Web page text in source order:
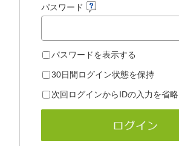
パスワード
パスワードを表示する
30日間ログイン状態を保持
次回ログインからIDの入力を省略